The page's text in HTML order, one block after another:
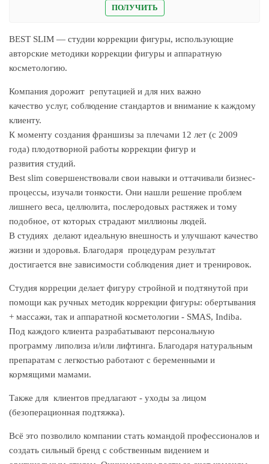
ПОЛУЧИТЬ
BEST SLIM — студии коррекции фигуры, использующие
авторские методики коррекции фигуры и аппаратную
косметологию.
Компания дорожит репутацией и для них важно
качество услуг, соблюдение стандартов и внимание к каждому
клиенту.
К моменту создания франшизы за плечами 12 лет (с 2009
года) плодотворной работы коррекции фигур и
развития студий.
Best slim совершенствовали свои навыки и оттачивали бизнес-
процессы, изучали тонкости. Они нашли решение проблем
лишнего веса, целлюлита, послеродовых растяжек и тому
подобное, от которых страдают миллионы людей.
В студиях делают идеальную внешность и улучшают качество
жизни и здоровья. Благодаря процедурам результат
достигается вне зависимости соблюдения диет и тренировок.
Студия корреции делает фигуру стройной и подтянутой при
помощи как ручных методик коррекции фигуры: обертывания
+ массажи, так и аппаратной косметологии - SMAS, Indiba.
Под каждого клиента разрабатывают персональную
программу липолиза и/или лифтинга. Благодаря натуральным
препаратам с легкостью работают с беременными и
кормящими мамами.
Также для клиентов предлагают - уходы за лицом
(безоперационная подтяжка).
Всё это позволило компании стать командой профессионалов и
создать сильный бренд с собственным видением и